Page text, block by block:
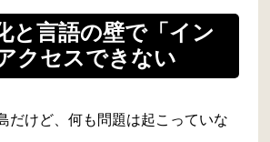
と言語の壁で「イン
クセスできない
だけど、何も問題は起こっていな